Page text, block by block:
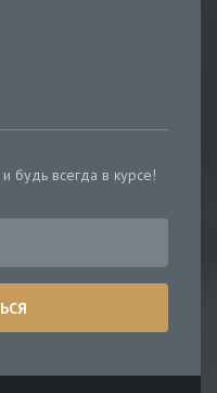
будь всегда в курсе!